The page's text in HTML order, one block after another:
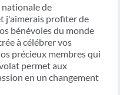
nationale de
j'aimerais profiter de
bénévoles du monde
à célébrer vos
précieux membres qui
permet aux
en un changement